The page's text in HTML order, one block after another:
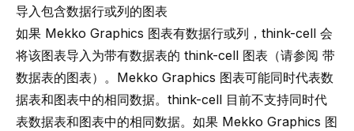
导入包含数据行或列的图表
如果 Mekko Graphics 图表有数据行或列， think-cell 会
将该图表导入为带有数据表的 think-cell 图表（请参阅 带
数据表的图表）。Mekko Graphics 图表可能同时代表数
据表和图表中的相同数据。 think-cell 目前不支持同时代
表数据表和图表中的相同数据。如果 Mekko Graphics 图